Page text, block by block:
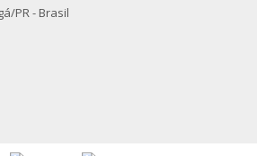
PR - Brasil